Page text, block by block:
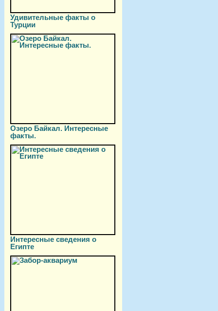
Удивительные факты о
Турции
Озеро Байкал. Интересные
факты.
Интересные сведения о
Египте